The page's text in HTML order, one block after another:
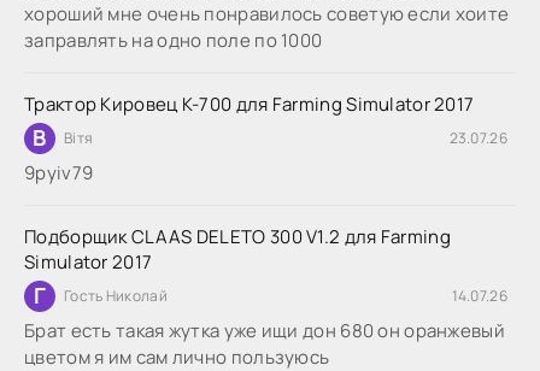
хороший мне очень понравилось советую если хоите
заправлять на одно поле по 1000
Трактор Кировец К-700 для Farming Simulator 2017
В Вітя 23.07.26
9руіv79
Подборщик CLAAS DELETO 300 V1.2 для Farming
Simulator 2017
Г Гость Николай 14.07.26
Брат есть такая жутка уже ищи дон 680 он оранжевый
цветом я им сам лично пользуюсь